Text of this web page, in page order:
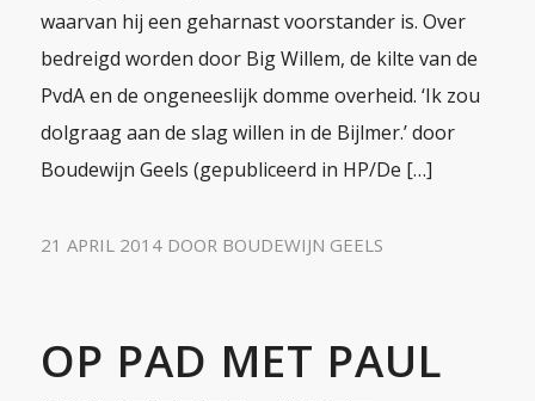
waarvan hij een geharnast voorstander is. Over
bedreigd worden door Big Willem, de kilte van de
PvdA en de ongeneeslijk domme overheid. ‘Ik zou
dolgraag aan de slag willen in de Bijlmer.’ door
Boudewijn Geels (gepubliceerd in HP/De […]
21 APRIL 2014 DOOR BOUDEWIJN GEELS
OP PAD MET PAUL